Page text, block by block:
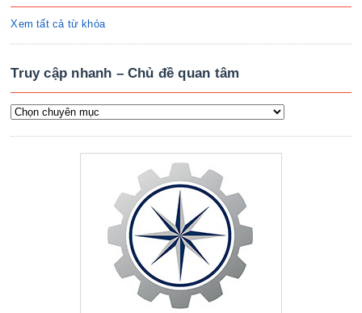
Xem tất cả từ khóa
Truy cập nhanh – Chủ đề quan tâm